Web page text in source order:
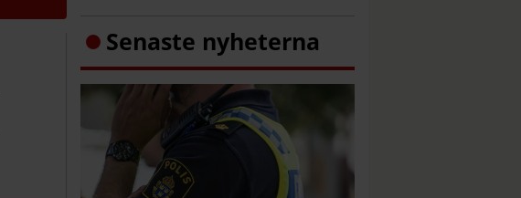
Senaste nyheterna